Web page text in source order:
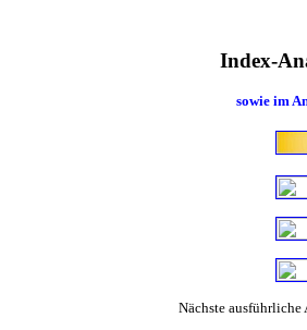
Index-
sowie im
Nächste